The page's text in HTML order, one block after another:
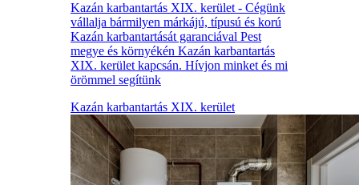
Kazán karbantartás XIX. kerület - Cégünk
vállalja bármilyen márkájú, típusú és korú
Kazán karbantartását garanciával Pest
megye és környékén Kazán karbantartás
XIX. kerület kapcsán. Hívjon minket és mi
örömmel segítünk
Kazán karbantartás XIX. kerület